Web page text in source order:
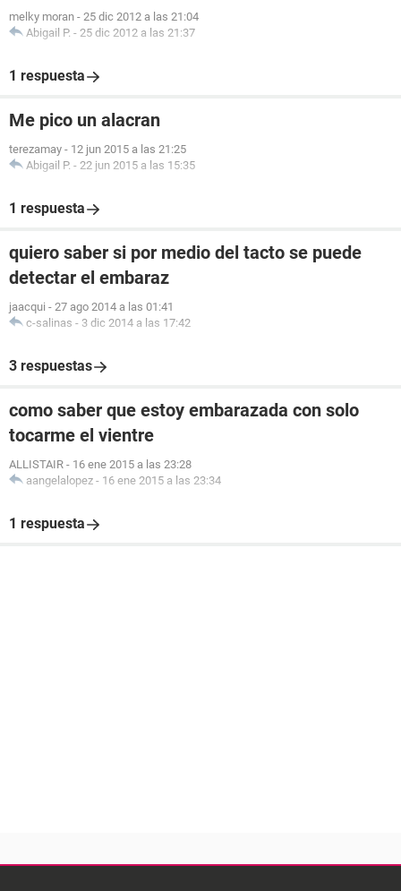
melky moran - 25 dic 2012 a las 21:04
Abigail P. - 25 dic 2012 a las 21:37
1 respuesta
Me pico un alacran
terezamay - 12 jun 2015 a las 21:25
Abigail P. - 22 jun 2015 a las 15:35
1 respuesta
quiero saber si por medio del tacto se puede
detectar el embaraz
jaacqui - 27 ago 2014 a las 01:41
c-salinas - 3 dic 2014 a las 17:42
3 respuestas
como saber que estoy embarazada con solo
tocarme el vientre
ALLISTAIR - 16 ene 2015 a las 23:28
aangelalopez - 16 ene 2015 a las 23:34
1 respuesta